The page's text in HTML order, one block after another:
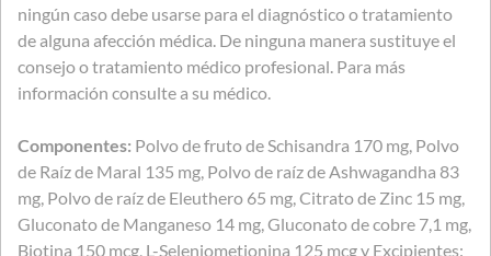
ningún caso debe usarse para el diagnóstico o tratamiento
de alguna afección médica. De ninguna manera sustituye el
consejo o tratamiento médico profesional. Para más
información consulte a su médico.
Componentes: Polvo de fruto de Schisandra 170 mg, Polvo
de Raíz de Maral 135 mg, Polvo de raíz de Ashwagandha 83
mg, Polvo de raíz de Eleuthero 65 mg, Citrato de Zinc 15 mg,
Gluconato de Manganeso 14 mg, Gluconato de cobre 7,1 mg,
Biotina 150 mcg, L-Seleniometionina 125 mcg y Excipientes: